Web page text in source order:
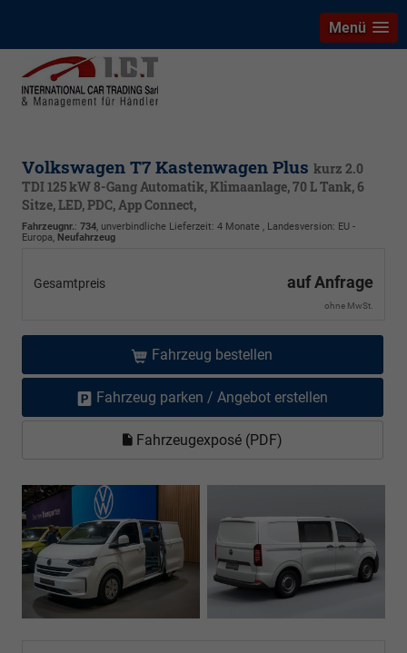
Menü
Volkswagen T7 Kastenwagen Plus kurz 2.0
TDI 125 kW 8-Gang Automatik, Klimaanlage, 70 L Tank, 6
Sitze, LED, PDC, App Connect,
Fahrzeugnr.: 734, unverbindliche Lieferzeit: 4 Monate , Landesversion: EU -
Europa, Neufahrzeug
Gesamtpreis auf Anfrage
ohne MwSt.
Fahrzeug bestellen
Fahrzeug parken / Angebot erstellen
Fahrzeugexposé (PDF)